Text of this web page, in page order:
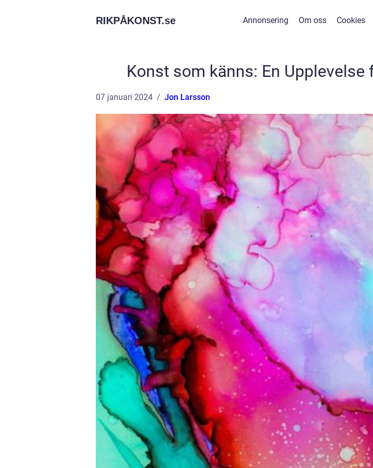
RIKPÅKONST.se Annonsering Om oss Cookies
Konst som känns: En Upplevelse
07 januari 2024 Jon Larsson